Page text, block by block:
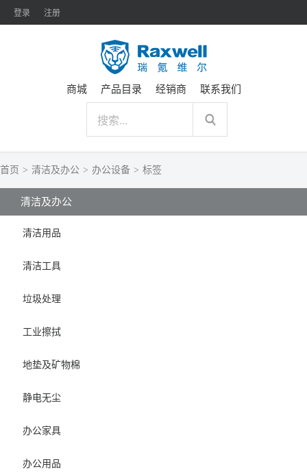
登录 注册
商城 产品目录 经销商 联系我们
首页 > 清洁及办公 > 办公设备 > 标签
清洁及办公
清洁用品
清洁工具
垃圾处理
工业擦拭
地垫及矿物棉
静电无尘
办公家具
办公用品